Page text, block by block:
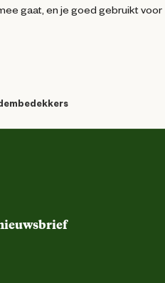
gaat, en je goed gebruikt voor